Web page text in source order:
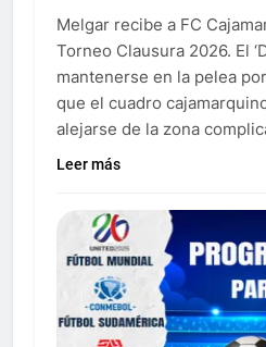
Melgar recibe a FC
Torneo Clausura 2026. El
mantenerse en la pelea
que el cuadro
alejarse de la zona
Leer más